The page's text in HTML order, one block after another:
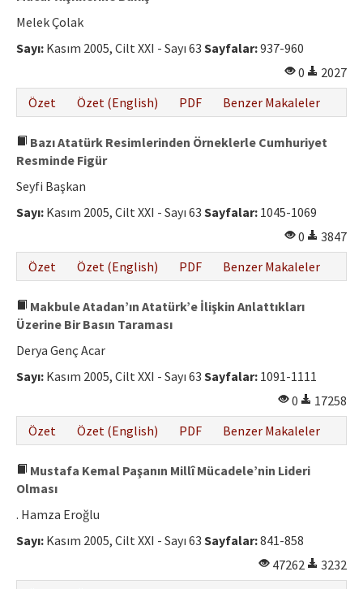
Melek Çolak
Sayı: Kasım 2005, Cilt XXI - Sayı 63 Sayfalar:937-960
0
2027
Özet
Özet (English) PDF Benzer Makaleler
Bazı Atatürk Resimlerinden Örneklerle Cumhuriyet
Resminde Figür
Seyfi Başkan
Sayı: Kasım 2005, Cilt XXI - Sayı 63 Sayfalar: 1045-1069
0
3847
Özet
Özet (English) PDF Benzer Makaleler
Makbule Atadan’ın Atatürk’e İlişkin Anlattıkları
Üzerine Bir Basın Taraması
Derya Genç Acar
Sayı: Kasım 2005, Cilt XXI - Sayı 63 Sayfalar: 1091-1111
0
17258
Özet
Özet (English) PDF Benzer Makaleler
Mustafa Kemal Paşanın Millî Mücadele’nin Lideri
Olması
. Hamza Eroğlu
Sayı: Kasım 2005, Cilt XXI - Sayı 63 Sayfalar:841-858
47262
3232